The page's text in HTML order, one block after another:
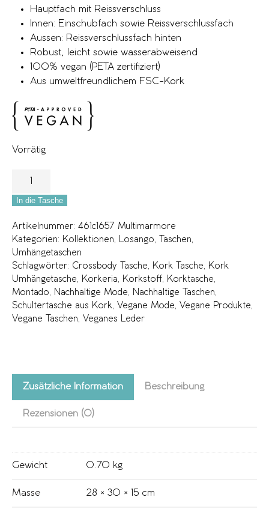
Hauptfach mit Reissverschluss
Innen: Einschubfach sowie Reissverschlussfach
Aussen: Reissverschlussfach hinten
Robust, leicht sowie wasserabweisend
100% vegan (PETA zertifiziert)
Aus umweltfreundlichem FSC-Kork
Vorrätig
In die Tasche
Artikelnummer: 461c1657 Multimarmore
Kategorien: Kollektionen, Losango, Taschen,
Umhängetaschen
Schlagwörter: Crossbody Tasche, Kork Tasche, Kork
Umhängetasche, Korkeria, Korkstoff, Korktasche,
Montado, Nachhaltige Mode, Nachhaltige Taschen,
Schultertasche aus Kork, Vegane Mode, Vegane Produkte,
Vegane Taschen, Veganes Leder
Zusätzliche Information Beschreibung
Rezensionen (0)
Gewicht 0.70 kg
Masse 28 × 30 × 15 cm